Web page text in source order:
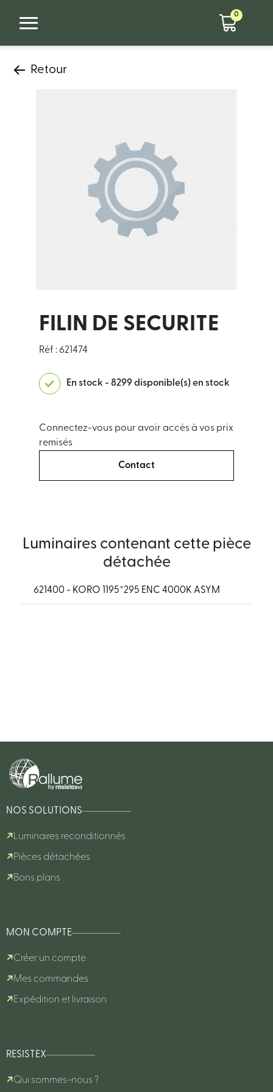
0
Retour
FILIN DE SECURITE
Réf : 621474
En stock - 8299 disponible(s) en stock
Connectez-vous pour avoir accès à vos prix
remisés
Contact
Luminaires contenant cette pièce
détachée
621400 - KORO 1195*295 ENC 4000K ASYM
NOS SOLUTIONS
Luminaires reconditionnés
Pièces détachées
Bons plans
MON COMPTE
Créer un compte
Mes commandes
Expédition et livraison
RESISTEX
Qui sommes-nous ?